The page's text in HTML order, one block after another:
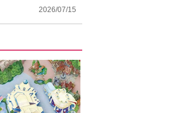
2026/07/15